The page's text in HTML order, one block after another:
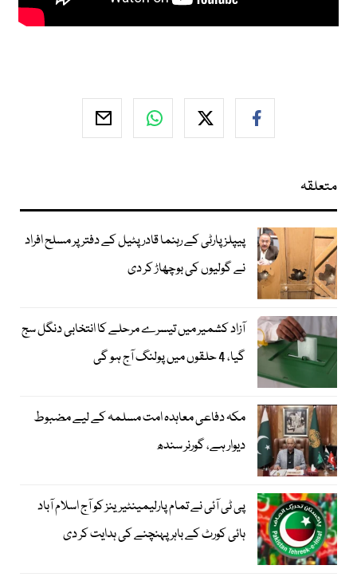
متعلقہ
پیپلز پارٹی کے رہنما قادر پٹیل کے دفتر پر مسلح افراد
نے گولیوں کی بوچھاڑ کر دی
آزاد کشمیر میں تیسرے مرحلے کا انتخابی دنگل سج
گیا، 4 حلقوں میں پولنگ آج ہو گی
مکہ دفاعی معاہدہ امت مسلمہ کے لیے مضبوط
دیوار ہے، گورنر سندھ
پی ٹی آئی نے تمام پارلیمینٹیرینز کو آج اسلام آباد
ہائی کورٹ کے باہر پہنچنے کی ہدایت کر دی